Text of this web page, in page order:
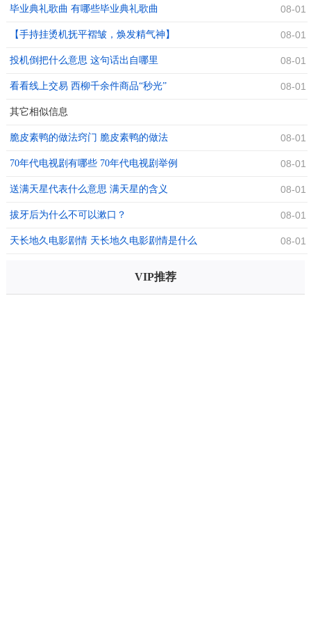
毕业典礼歌曲 有哪些毕业典礼歌曲 08-01
【手持挂烫机抚平褶皱，焕发精气神】 08-01
投机倒把什么意思 这句话出自哪里 08-01
看看线上交易 西柳千余件商品“秒光” 08-01
其它相似信息
脆皮素鸭的做法窍门 脆皮素鸭的做法 08-01
70年代电视剧有哪些 70年代电视剧举例 08-01
送满天星代表什么意思 满天星的含义 08-01
拔牙后为什么不可以漱口？ 08-01
天长地久电影剧情 天长地久电影剧情是什么 08-01
VIP推荐